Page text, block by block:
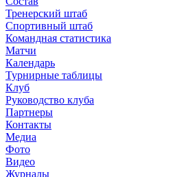
Тренерский штаб
Спортивный штаб
Командная статистика
Матчи
Календарь
Турнирные таблицы
Клуб
Руководство клуба
Партнеры
Контакты
Медиа
Фото
Видео
Журналы